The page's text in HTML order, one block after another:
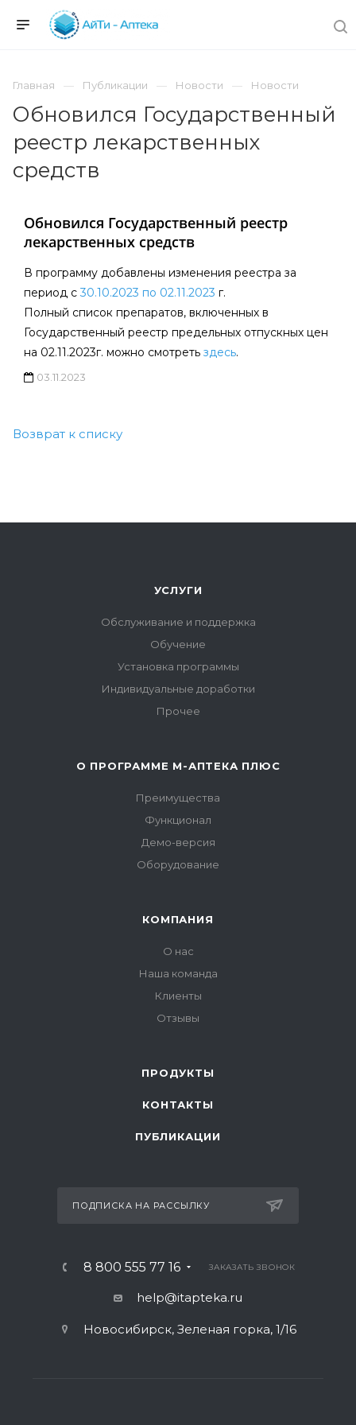
Главная Публикации Новости Новости
Обновился Государственный
реестр лекарственных
средств
Обновился Государственный реестр
лекарственных средств
В программу добавлены изменения реестра за
период c30.10.2023 по 02.11.2023 г.
Полный список препаратов, включенных в
Государственный реестр предельных отпускных цен
на 02.11.2023г. можно смотреть здесь.
03.11.2023
Возврат к списку
УСЛУГИ
Обслуживание и поддержка
Обучение
Установка программы
Индивидуальные доработки
Прочее
О ПРОГРАММЕ М-АПТЕКА ПЛЮС
Преимущества
Функционал
Демо-версия
Оборудование
КОМПАНИЯ
О нас
Наша команда
Клиенты
Отзывы
ПРОДУКТЫ
КОНТАКТЫ
ПУБЛИКАЦИИ
ПОДПИСКА НА РАССЫЛКУ
8 800 555 77 16 ЗАКАЗАТЬ ЗВОНОК
help@itapteka.ru
Новосибирск, Зеленая горка, 1/16